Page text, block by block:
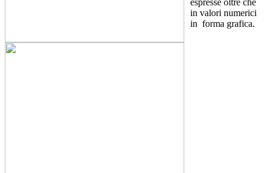
espresse oltre che
in valori numerici
in forma grafica.